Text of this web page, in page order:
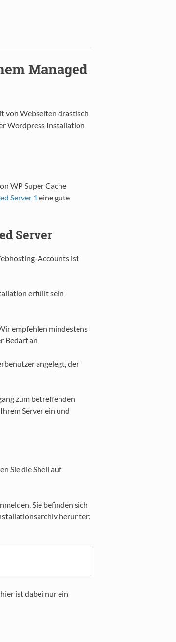
Managed
von Webseiten drastisch
Wordpress Installation
WP Super Cache
Server 1 eine gute
Server
Accounts ist
erfüllt sein
empfehlen mindestens
Bedarf an
angelegt, der
zum betreffenden
Server ein und
Sie die Shell auf
Sie befinden sich
herunter:
ist dabei nur ein